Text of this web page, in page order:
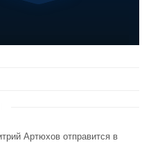
Артюхов отправится в